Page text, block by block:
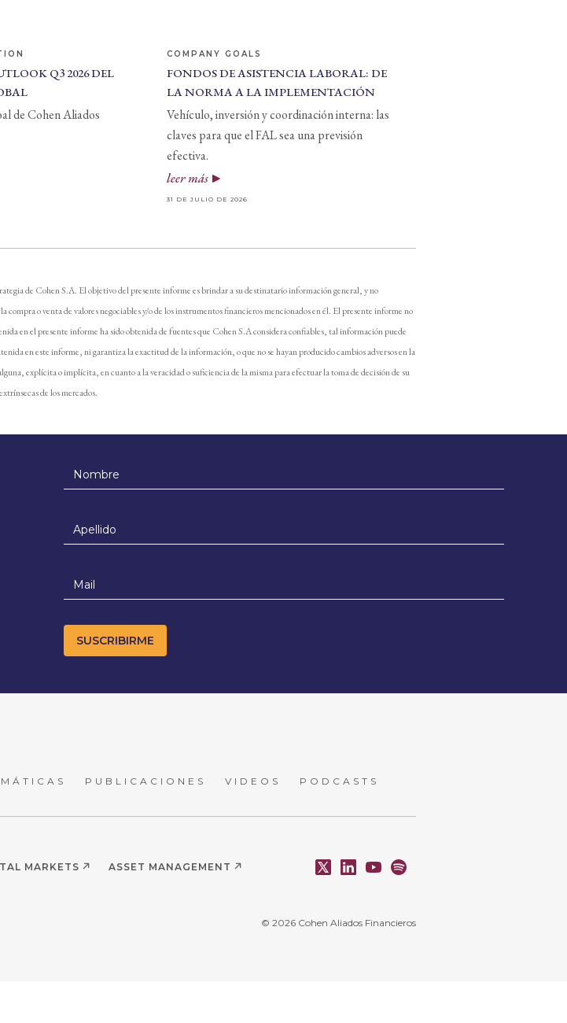
Q3 2026 DEL
de Cohen Aliados
COMPANY GOALS
FONDOS DE ASISTENCIA LABORAL: DE
LA NORMA A LA IMPLEMENTACIÓN
Vehículo, inversión y coordinación interna: las
claves para que el FAL sea una previsión
efectiva.
leer más
31 DE JULIO DE 2026
de Cohen S.A. El objetivo del presente informe es brindar a su destinatario información general, y no
o venta de valores negociables y/o de los instrumentos financieros mencionados en él. El presente informe no
en el presente informe ha sido obtenida de fuentes que Cohen S.A considera confiables, tal información puede
en este informe, ni garantiza la exactitud de la información, o que no se hayan producido cambios adversos en la
explícita o implícita, en cuanto a la veracidad o suficiencia de la misma para efectuar la toma de decisión de su
de los mercados.
PUBLICACIONES VIDEOS PODCASTS
MARKETS ASSET MANAGEMENT
© 2026 Cohen Aliados Financieros